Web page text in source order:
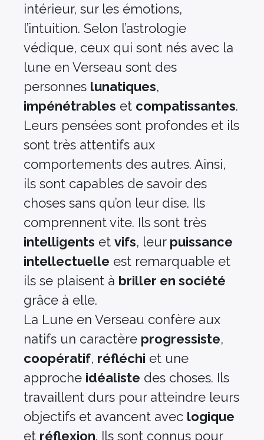
intérieur, sur les émotions,
l’intuition. Selon l’astrologie
védique, ceux qui sont nés avec la
lune en Verseau sont des
personnes lunatiques,
impénétrables et compatissantes.
Leurs pensées sont profondes et ils
sont très attentifs aux
comportements des autres. Ainsi,
ils sont capables de savoir des
choses sans qu’on leur dise. Ils
comprennent vite. Ils sont très
intelligents et vifs, leur puissance
intellectuelle est remarquable et
ils se plaisent à briller en société
grâce à elle.
La Lune en Verseau confère aux
natifs un caractère progressiste,
coopératif, réfléchi et une
approche idéaliste des choses. Ils
travaillent durs pour atteindre leurs
objectifs et avancent avec logique
et réflexion. Ils sont connus pour